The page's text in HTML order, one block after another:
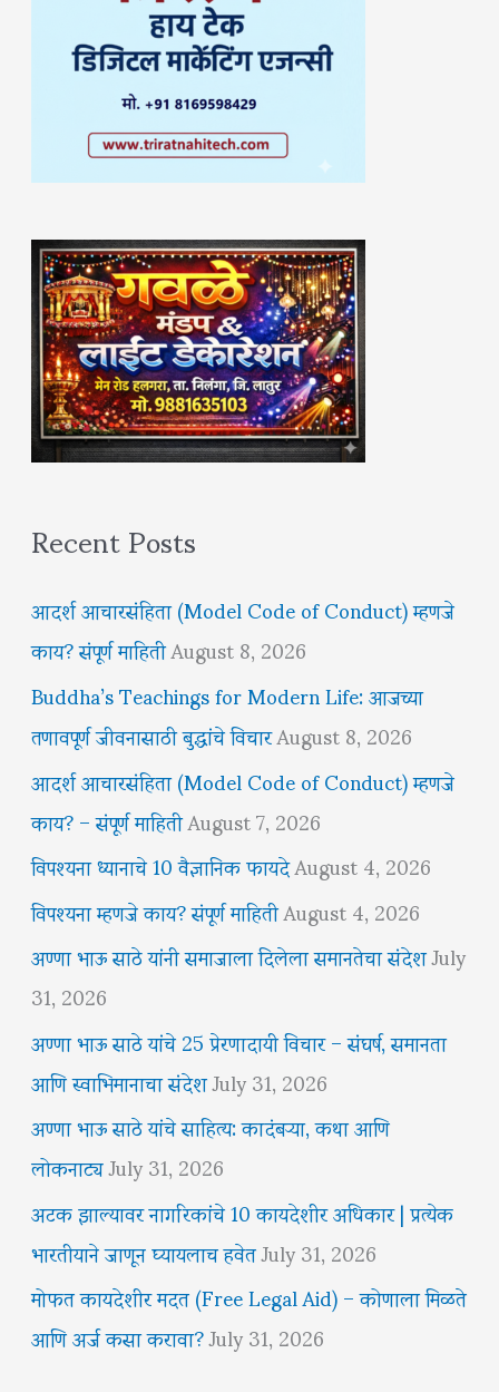
Recent Posts
आदर्श आचारसंहिता (Model Code of Conduct) म्हणजे
काय? संपूर्ण माहितीAugust 8, 2026
Buddha’s Teachings for Modern Life: आजच्या
तणावपूर्ण जीवनासाठी बुद्धांचे विचारAugust 8, 2026
आदर्श आचारसंहिता (Model Code of Conduct) म्हणजे
काय? – संपूर्ण माहितीAugust 7, 2026
विपश्यना ध्यानाचे 10 वैज्ञानिक फायदेAugust 4, 2026
विपश्यना म्हणजे काय? संपूर्ण माहितीAugust 4, 2026
अण्णा भाऊ साठे यांनी समाजाला दिलेला समानतेचा संदेशJuly
31, 2026
अण्णा भाऊ साठे यांचे 25 प्रेरणादायी विचार – संघर्ष, समानता
आणि स्वाभिमानाचा संदेशJuly 31, 2026
अण्णा भाऊ साठे यांचे साहित्य: कादंबऱ्या, कथा आणि
लोकनाट्यJuly 31, 2026
अटक झाल्यावर नागरिकांचे 10 कायदेशीर अधिकार | प्रत्येक
भारतीयाने जाणून घ्यायलाच हवेतJuly 31, 2026
मोफत कायदेशीर मदत (Free Legal Aid) – कोणाला मिळते
आणि अर्ज कसा करावा?July 31, 2026